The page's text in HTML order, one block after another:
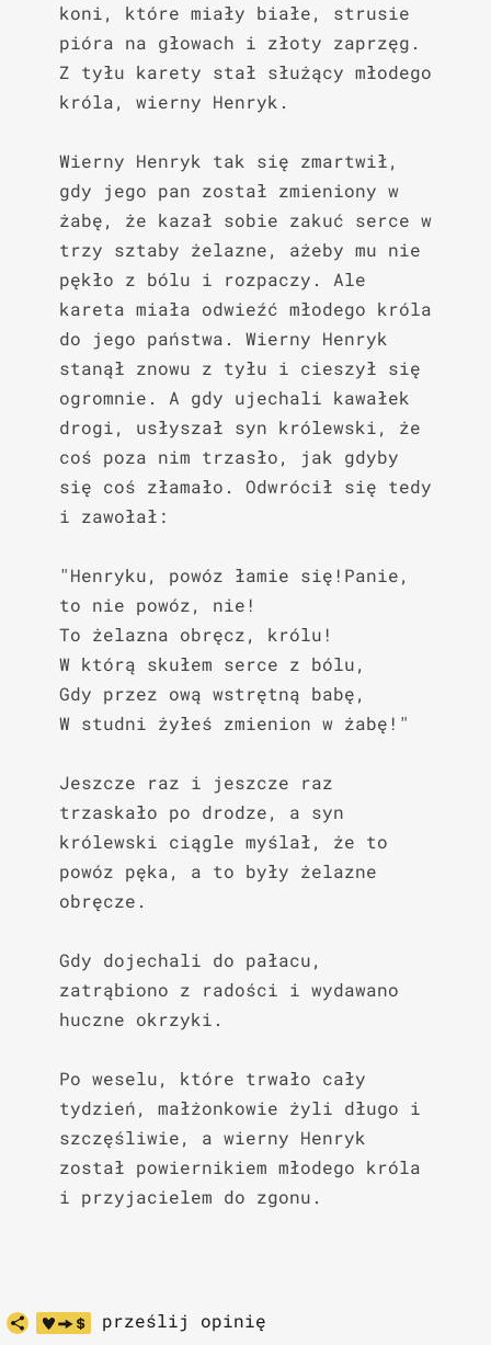
koni, które miały białe, strusie
pióra na głowach i złoty zaprzęg.
Z tyłu karety stał służący młodego
króla, wierny Henryk.
Wierny Henryk tak się zmartwił,
gdy jego pan został zmieniony w
żabę, że kazał sobie zakuć serce w
trzy sztaby żelazne, ażeby mu nie
pękło z bólu i rozpaczy. Ale
kareta miała odwieźć młodego króla
do jego państwa. Wierny Henryk
stanął znowu z tyłu i cieszył się
ogromnie. A gdy ujechali kawałek
drogi, usłyszał syn królewski, że
coś poza nim trzasło, jak gdyby
się coś złamało. Odwrócił się tedy
i zawołał:
"Henryku, powóz łamie się!Panie,
to nie powóz, nie!
To żelazna obręcz, królu!
W którą skułem serce z bólu,
Gdy przez ową wstrętną babę,
W studni żyłeś zmienion w żabę!"
Jeszcze raz i jeszcze raz
trzaskało po drodze, a syn
królewski ciągle myślał, że to
powóz pęka, a to były żelazne
obręcze.
Gdy dojechali do pałacu,
zatrąbiono z radości i wydawano
huczne okrzyki.
Po weselu, które trwało cały
tydzień, małżonkowie żyli długo i
szczęśliwie, a wierny Henryk
został powiernikiem młodego króla
i przyjacielem do zgonu.
prześlij opinię